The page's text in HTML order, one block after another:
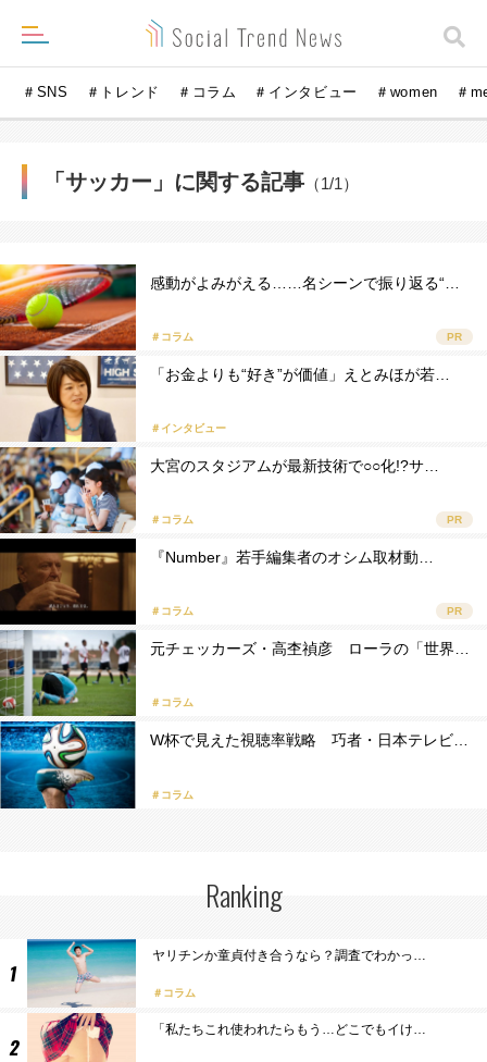
＃SNS ＃トレンド ＃コラム ＃インタビュー ＃women ＃
「サッカー」に関する記事 （1/1）
感動がよみがえる……名シーンで振り返る“…
＃コラム PR
「お金よりも“好き”が価値」えとみほが若…
＃インタビュー
大宮のスタジアムが最新技術で○○化!?サ…
＃コラム PR
『Number』若手編集者のオシム取材動…
＃コラム PR
元チェッカーズ・高杢禎彦 ローラの「世界…
＃コラム
W杯で見えた視聴率戦略 巧者・日本テレビ…
＃コラム
Ranking
ヤリチンか童貞付き合うなら？調査でわかっ…
コラム
「私たちこれ使われたらもう…どこでもイけ…